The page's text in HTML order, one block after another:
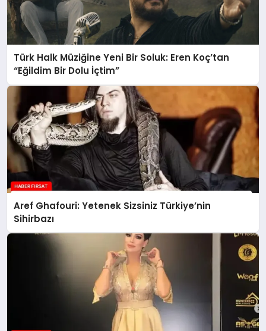
Türk Halk Müziğine Yeni Bir Soluk: Eren Koç’tan
“Eğildim Bir Dolu İçtim”
Aref Ghafouri: Yetenek Sizsiniz Türkiye’nin
Sihirbazı